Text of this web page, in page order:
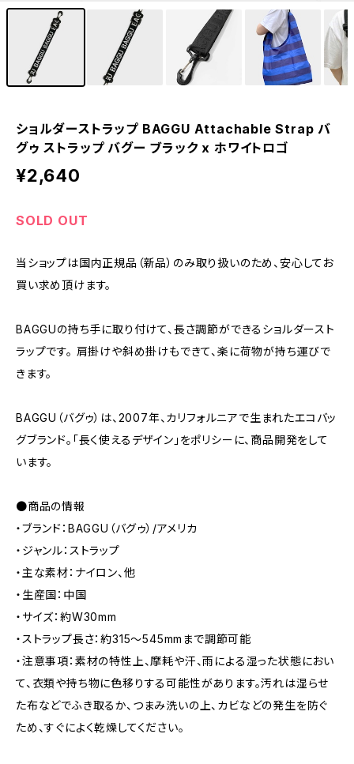
ショルダーストラップ BAGGU Attachable Strap バ
グゥ ストラップ バグー ブラック x ホワイトロゴ
¥2,640
SOLD OUT
当ショップは国内正規品（新品）のみ取り扱いのため、安心してお
買い求め頂けます。
BAGGUの持ち手に取り付けて、長さ調節ができるショルダースト
ラップです。 肩掛けや斜め掛けもできて、楽に荷物が持ち運びで
きます。
BAGGU（バグゥ）は、2007年、カリフォルニアで生まれたエコバッ
グブランド。「長く使えるデザイン」をポリシーに、商品開発をして
います。
●商品の情報
・ブランド：BAGGU（バグゥ）/アメリカ
・ジャンル：ストラップ
・主な素材：ナイロン、他
・生産国：中国
・サイズ：約W30mm
・ストラップ長さ：約315〜545mmまで調節可能
・注意事項：素材の特性上、摩耗や汗、雨による湿った状態におい
て、衣類や持ち物に色移りする可能性があります。汚れは湿らせ
た布などでふき取るか、つまみ洗いの上、カビなどの発生を防ぐ
ため、すぐによく乾燥してください。